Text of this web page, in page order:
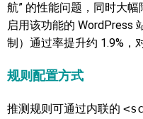
航” 的性能问题，同时大
启用该功能的 WordPress
制）通过率提升约 1.9%，
规则配置方式
推测规则可通过内联的